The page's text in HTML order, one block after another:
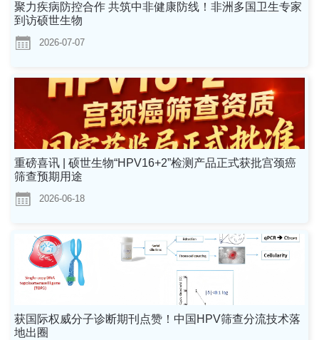
聚力疾病防控合作 共筑中非健康防线！非洲多国卫生专家
到访硕世生物
2026-07-07
重磅喜讯 | 硕世生物“HPV16+2”检测产品正式获批宫颈癌
筛查预期用途
2026-06-18
获国际权威分子诊断期刊点赞！中国HPV筛查分流技术落
地出圈